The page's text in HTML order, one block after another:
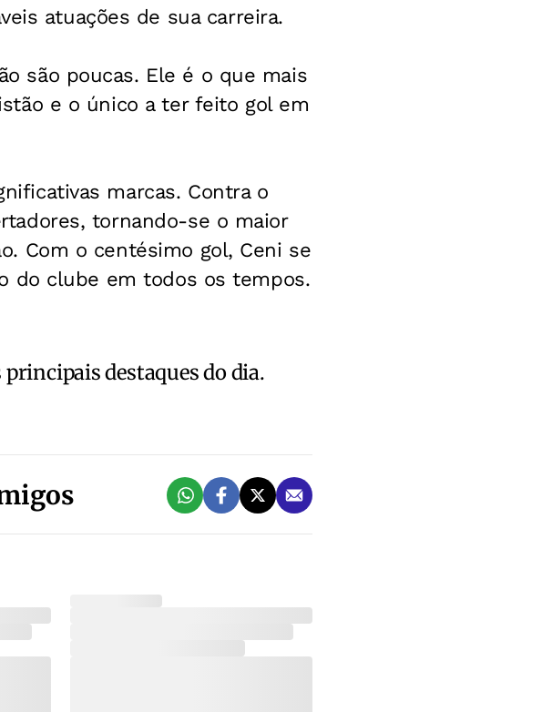
atuações de sua carreira.
são poucas. Ele é o que mais
e o único a ter feito gol em
marcas. Contra o
tornando-se o maior
Com o centésimo gol, Ceni se
do clube em todos os tempos.
principais destaques do dia.